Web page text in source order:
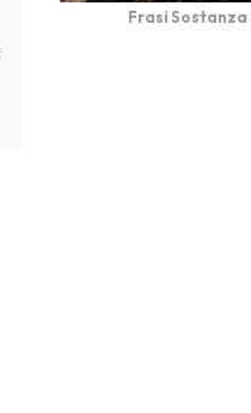
Frasi Sostanza